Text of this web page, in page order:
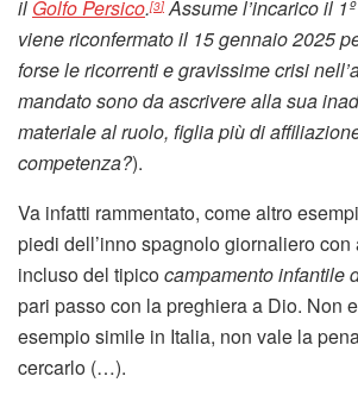
il Golfo Persico.[3] Assume l’incarico il
viene riconfermato il 15 gennaio 2025
forse le ricorrenti e gravissime crisi
mandato sono da ascrivere alla sua
materiale al ruolo, figlia più di
competenza?).
Va infatti rammentato, come altro
piedi dell’inno spagnolo giornaliero
incluso del tipicocampamento infantile
pari passo con la preghiera a Dio. Non
esempio simile in Italia, non vale la
cercarlo (…).